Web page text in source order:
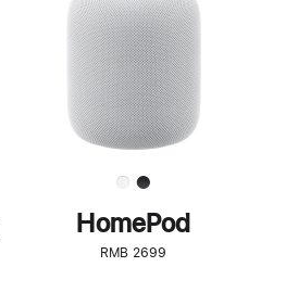
了
解
HomePod<
HomePod
RMB 2699